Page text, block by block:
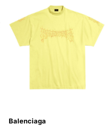
Balenciaga